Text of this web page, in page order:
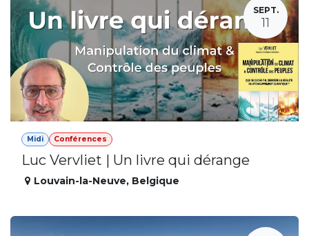
SEPT.
11
Midi Conférences
Luc Vervliet | Un livre qui dérange
Louvain-la-Neuve, Belgique